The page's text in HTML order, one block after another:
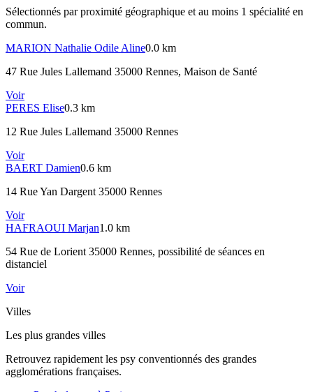
Sélectionnés par proximité géographique et au moins 1 spécialité en
commun.
MARION Nathalie Odile Aline0.0 km
47 Rue Jules Lallemand 35000 Rennes, Maison de Santé
Voir
PERES Elise0.3 km
12 Rue Jules Lallemand 35000 Rennes
Voir
BAERT Damien0.6 km
14 Rue Yan Dargent 35000 Rennes
Voir
HAFRAOUI Marjan1.0 km
54 Rue de Lorient 35000 Rennes, possibilité de séances en
distanciel
Voir
Villes
Les plus grandes villes
Retrouvez rapidement les psy conventionnés des grandes
agglomérations françaises.